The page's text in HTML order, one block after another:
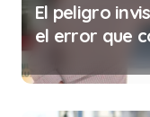
El peligro
el error que
minutos en
ilegalidad
la vida)